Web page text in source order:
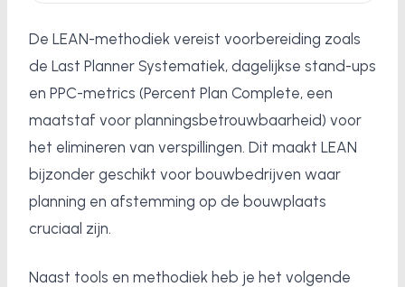
De LEAN-methodiek vereist voorbereiding zoals
de Last Planner Systematiek, dagelijkse stand-ups
en PPC-metrics (Percent Plan Complete, een
maatstaf voor planningsbetrouwbaarheid) voor
het elimineren van verspillingen. Dit maakt LEAN
bijzonder geschikt voor bouwbedrijven waar
planning en afstemming op de bouwplaats
cruciaal zijn.
Naast tools en methodiek heb je het volgende